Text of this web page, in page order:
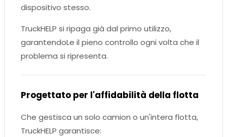
dispositivo stesso.
TruckHELP si ripaga già dal primo utilizzo,
garantendoLe il pieno controllo ogni volta che il
problema si ripresenta.
Progettato per l'affidabilità della flotta
Che gestisca un solo camion o un'intera flotta,
TruckHELP garantisce: